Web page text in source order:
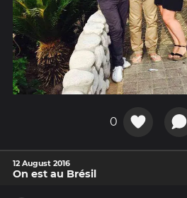
0
12 August 2016
On est au Brésil